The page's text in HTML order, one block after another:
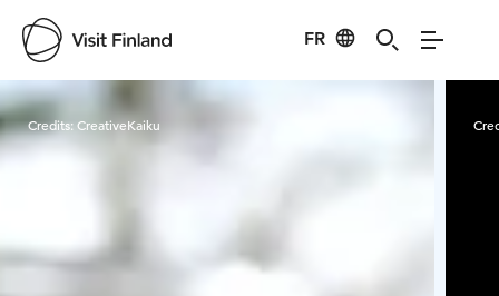
FR
Visit Finland
Credits:CreativeKaiku